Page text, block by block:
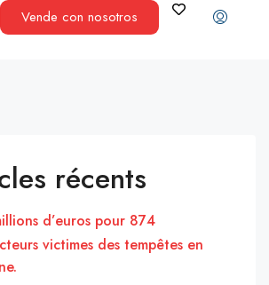
Vende con nosotros
récents
d’euros pour 874
victimes des tempêtes en